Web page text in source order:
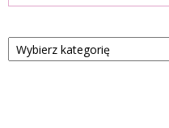
Kategorie